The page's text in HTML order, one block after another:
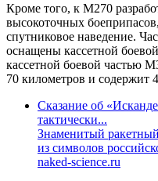
Кроме того, к М270
высокоточных
спутниковое наведение.
оснащены кассетной
кассетной боевой частью
70 километров и содержит
Сказание об
тактически...
Знаменитый
из символов
naked-science.ru